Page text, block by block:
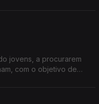
jovens, a procurarem
com o objetivo de